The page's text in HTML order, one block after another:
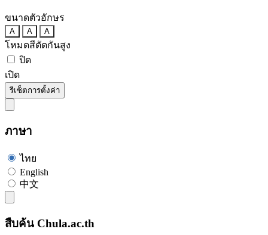
ขนาดตัวอักษร
A A A
โหมดสีตัดกันสูง
ปิด
เปิด
รีเซ็ตการตั้งค่า
ภาษา
ไทย
English
中文
สืบค้น Chula.ac.th